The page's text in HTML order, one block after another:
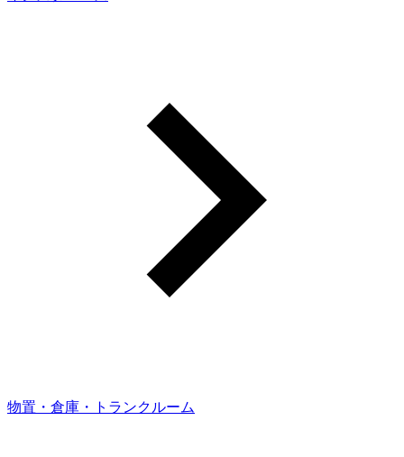
物置・倉庫・トランクルーム